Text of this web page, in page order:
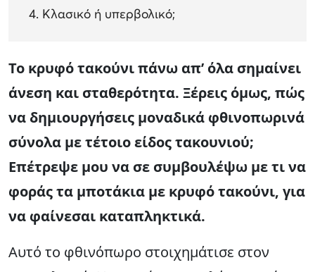
Κλασικό ή υπερβολικό;
Το κρυφό τακούνι πάνω απ’ όλα σημαίνει
άνεση και σταθερότητα. Ξέρεις όμως, πώς
να δημιουργήσεις μοναδικά φθινοπωρινά
σύνολα με τέτοιο είδος τακουνιού;
Επέτρεψε μου να σε συμβουλέψω με τι να
φοράς τα μποτάκια με κρυφό τακούνι, για
να φαίνεσαι καταπληκτικά.
Αυτό το φθινόπωρο στοιχημάτισε στον